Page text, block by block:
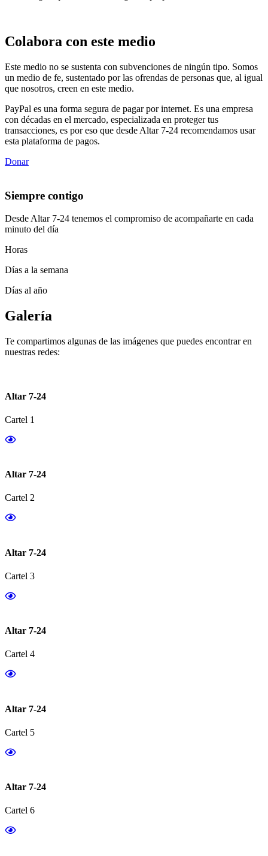
Colabora con este medio
Este medio no se sustenta con subvenciones de ningún tipo. Somos
un medio de fe, sustentado por las ofrendas de personas que, al igual
que nosotros, creen en este medio.
PayPal es una forma segura de pagar por internet. Es una empresa
con décadas en el mercado, especializada en proteger tus
transacciones, es por eso que desde Altar 7-24 recomendamos usar
esta plataforma de pagos.
Donar
Siempre contigo
Desde Altar 7-24 tenemos el compromiso de acompañarte en cada
minuto del día
Horas
Días a la semana
Días al año
Galería
Te compartimos algunas de las imágenes que puedes encontrar en
nuestras redes:
Altar 7-24
Cartel 1
Altar 7-24
Cartel 2
Altar 7-24
Cartel 3
Altar 7-24
Cartel 4
Altar 7-24
Cartel 5
Altar 7-24
Cartel 6